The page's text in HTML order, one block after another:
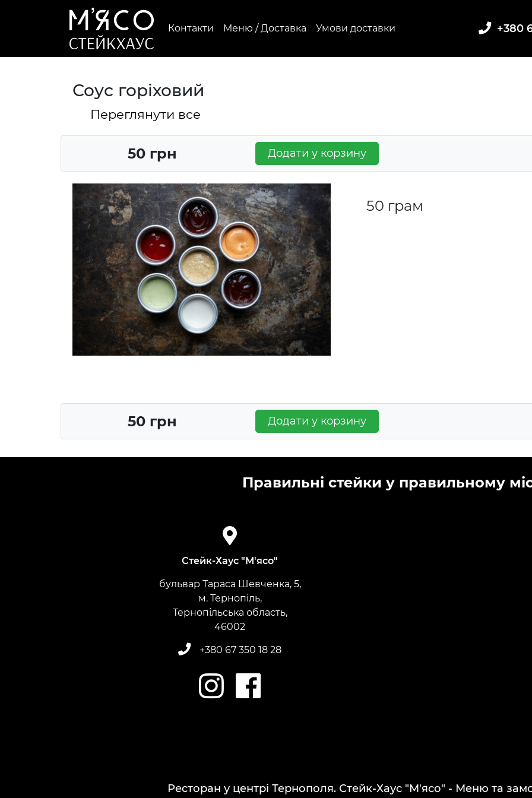
Контакти Меню / Доставка Умови доставки +380
Соус горіховий
Переглянути все
50 грн Додати у корзину
50 грам
50 грн Додати у корзину
Правильні стейки у правильному
Стейк-Хаус "М'ясо"
бульвар Тараса Шевченка, 5,
м. Тернопіль,
Тернопільська область,
​​​​​​​46002
+380 67 350 18 28
Ресторан у центрі Тернополя. Стейк-Хаус "М'ясо" - Меню та